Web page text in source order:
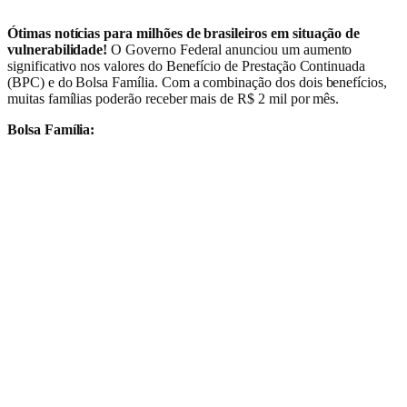
Ótimas notícias para milhões de brasileiros em situação de
vulnerabilidade! O Governo Federal anunciou um aumento
significativo nos valores do Benefício de Prestação Continuada
(BPC) e do Bolsa Família. Com a combinação dos dois benefícios,
muitas famílias poderão receber mais de R$ 2 mil por mês.
Bolsa Família: